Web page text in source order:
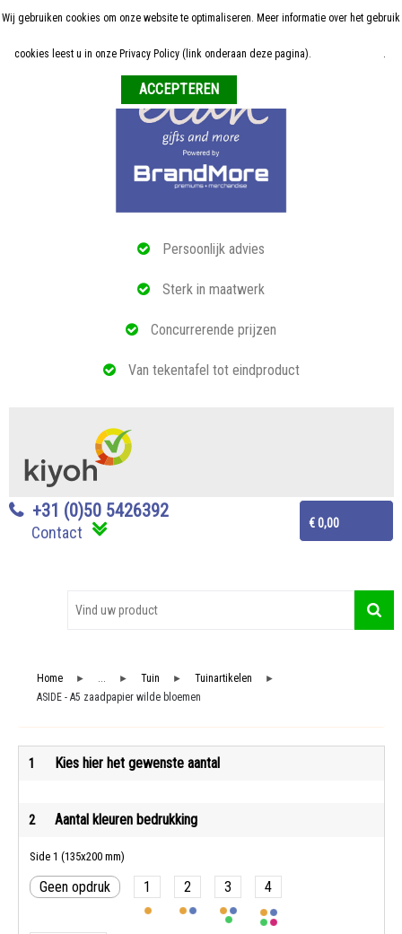
Persoonlijk advies
Sterk in maatwerk
Concurrerende prijzen
Van tekentafel tot eindproduct
€ 0,00
+31 (0)50 5426392
Contact
Home
ALLE RELATIEGESCHENKEN
Home ► ... ► Tuin ► Tuinartikelen ►
ASIDE - A5 zaadpapier wilde bloemen
1 Kies hier het gewenste aantal
2 Aantal kleuren bedrukking
Side 1 (135x200 mm)
Geen opdruk 1 2 3 4
Wij gebruiken cookies om onze website te optimaliseren. Meer informatie over het gebruik
cookies leest u in onze Privacy Policy (link onderaan deze pagina). .